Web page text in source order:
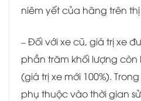
niêm yết của hãng trên
– Đối với xe cũ, giá trị xe
phần trăm khối lượng còn
(giá trị xe mới 100%).
phụ thuộc vào thời gian